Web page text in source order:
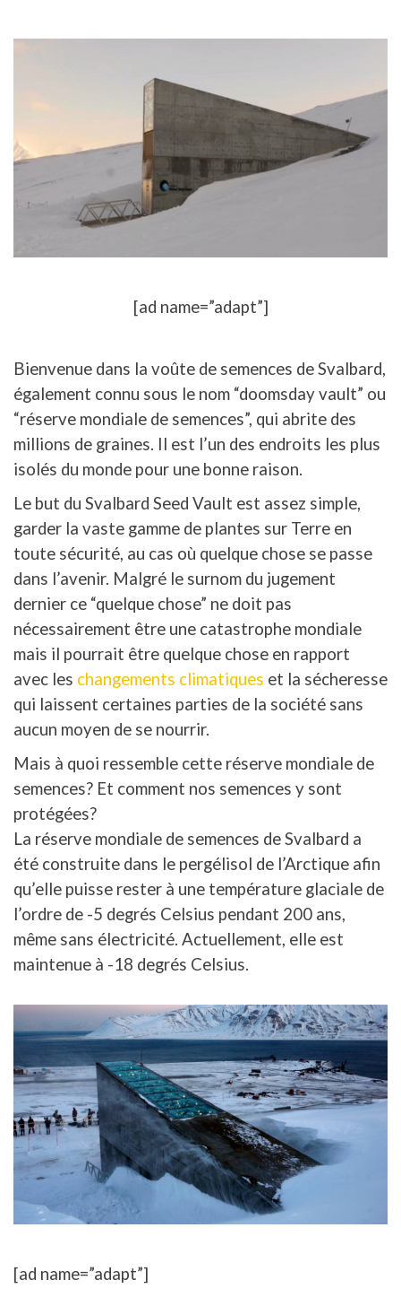
[ad name=”adapt”]
Bienvenue dans la voûte de semences de Svalbard,
également connu sous le nom “doomsday vault” ou
“réserve mondiale de semences”, qui abrite des
millions de graines. Il est l’un des endroits les plus
isolés du monde pour une bonne raison.
Le but du Svalbard Seed Vault est assez simple,
garder la vaste gamme de plantes sur Terre en
toute sécurité, au cas où quelque chose se passe
dans l’avenir. Malgré le surnom du jugement
dernier ce “quelque chose” ne doit pas
nécessairement être une catastrophe mondiale
mais il pourrait être quelque chose en rapport
avec les changements climatiques et la sécheresse
qui laissent certaines parties de la société sans
aucun moyen de se nourrir.
Mais à quoi ressemble cette réserve mondiale de
semences? Et comment nos semences y sont
protégées?
La réserve mondiale de semences de Svalbard a
été construite dans le pergélisol de l’Arctique afin
qu’elle puisse rester à une température glaciale de
l’ordre de -5 degrés Celsius pendant 200 ans,
même sans électricité. Actuellement, elle est
maintenue à -18 degrés Celsius.
[ad name=”adapt”]